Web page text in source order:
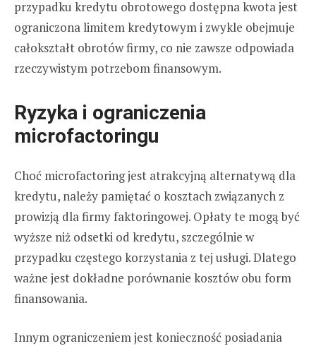
przypadku kredytu obrotowego dostępna kwota jest
ograniczona limitem kredytowym i zwykle obejmuje
całokształt obrotów firmy, co nie zawsze odpowiada
rzeczywistym potrzebom finansowym.
Ryzyka i ograniczenia
microfactoringu
Choć microfactoring jest atrakcyjną alternatywą dla
kredytu, należy pamiętać o kosztach związanych z
prowizją dla firmy faktoringowej. Opłaty te mogą być
wyższe niż odsetki od kredytu, szczególnie w
przypadku częstego korzystania z tej usługi. Dlatego
ważne jest dokładne porównanie kosztów obu form
finansowania.
Innym ograniczeniem jest konieczność posiadania